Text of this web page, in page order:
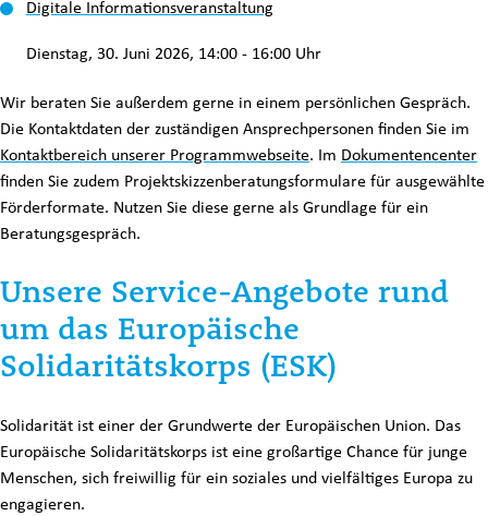
Digitale Informationsveranstaltung
Dienstag, 30. Juni 2026, 14:00 - 16:00 Uhr
Wir beraten Sie außerdem gerne in einem persönlichen Gespräch.
Die Kontaktdaten der zuständigen Ansprechpersonen finden Sie im
Kontaktbereich unserer Programmwebseite. Im Dokumentencenter
finden Sie zudem Projektskizzenberatungsformulare für ausgewählte
Förderformate. Nutzen Sie diese gerne als Grundlage für ein
Beratungsgespräch.
Unsere Service-Angebote rund
um das Europäische
Solidaritätskorps (ESK)
Solidarität ist einer der Grundwerte der Europäischen Union. Das
Europäische Solidaritätskorps ist eine großartige Chance für junge
Menschen, sich freiwillig für ein soziales und vielfältiges Europa zu
engagieren.